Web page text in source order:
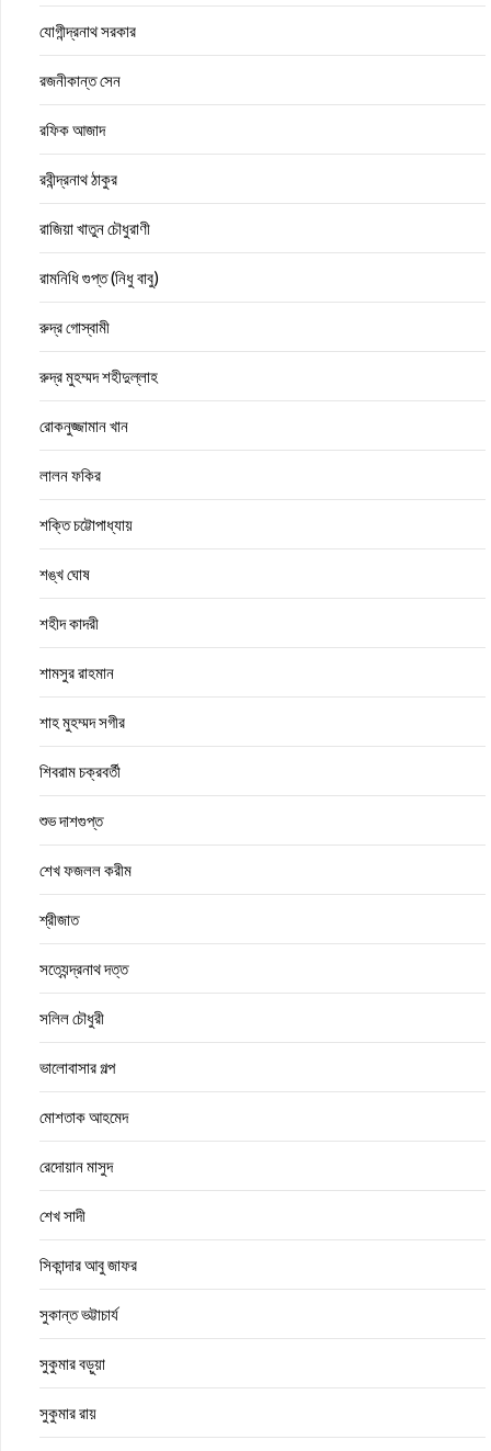
যোগীন্দ্রনাথ সরকার
রজনীকান্ত সেন
রফিক আজাদ
রবীন্দ্রনাথ ঠাকুর
রাজিয়া খাতুন চৌধুরাণী
রামনিধি গুপ্ত (নিধু বাবু)
রুদ্র গোস্বামী
রুদ্র মুহম্মদ শহীদুল্লাহ
রোকনুজ্জামান খান
লালন ফকির
শক্তি চট্টোপাধ্যায়
শঙ্খ ঘোষ
শহীদ কাদরী
শামসুর রাহমান
শাহ মুহম্মদ সগীর
শিবরাম চক্রবর্তী
শুভ দাশগুপ্ত
শেখ ফজলল করীম
শ্রীজাত
সত্যেন্দ্রনাথ দত্ত
সলিল চৌধুরী
ভালোবাসার গল্প
মোশতাক আহমেদ
রেদোয়ান মাসুদ
শেখ সাদী
সিকান্দার আবু জাফর
সুকান্ত ভট্টাচার্য
সুকুমার বড়ুয়া
সুকুমার রায়